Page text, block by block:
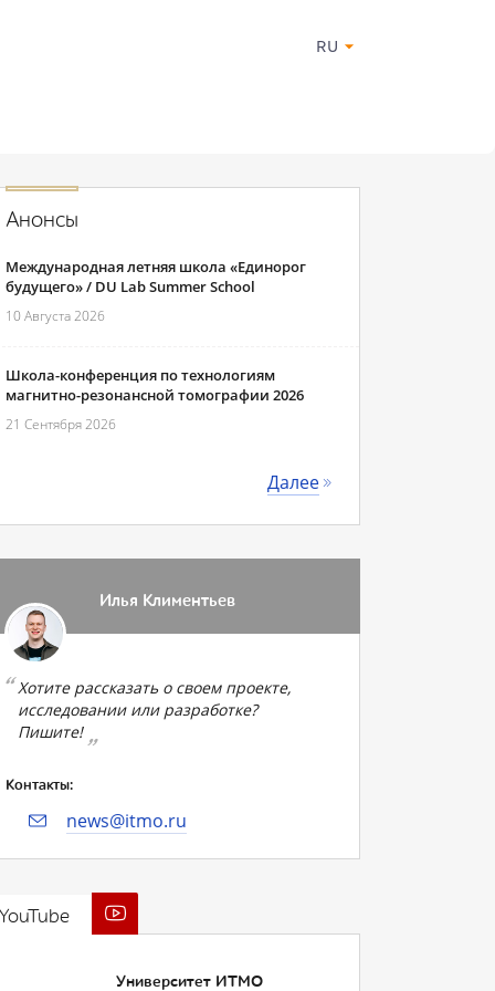
RU
Анонсы
Международная летняя школа «Единорог
будущего» / DU Lab Summer School
10 Августа 2026
Школа-конференция по технологиям
магнитно-резонансной томографии 2026
21 Сентября 2026
Далее
Илья Климентьев
Хотите рассказать о своем проекте,
исследовании или разработке?
Пишите!
Контакты:
news@itmo.ru
Университет ИТМО